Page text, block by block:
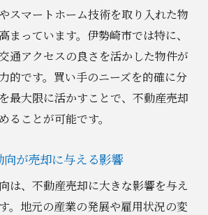
スマートホーム技術を取り入れた物
まっています。伊勢崎市では特に、
通アクセスの良さを活かした物件が
的です。買い手のニーズを的確に分
最大限に活かすことで、不動産売却
ることが可能です。
が売却に与える影響
は、不動産売却に大きな影響を与え
。地元の産業の発展や雇用状況の変